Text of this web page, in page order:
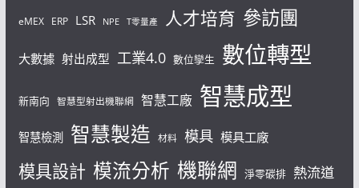
eMEX ERP LSR NPE T零量產 人才培育 參訪團
大數據 射出成型 工業4.0 數位孿生 數位轉型
新南向 智慧型射出機聯網 智慧工廠 智慧成型
智慧檢測 智慧製造 材料 模具 模具工廠
模具設計 模流分析 機聯網 淨零碳排 熱流道